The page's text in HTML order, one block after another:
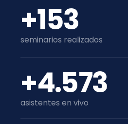
+153
seminarios realizados
+4.573
asistentes en vivo